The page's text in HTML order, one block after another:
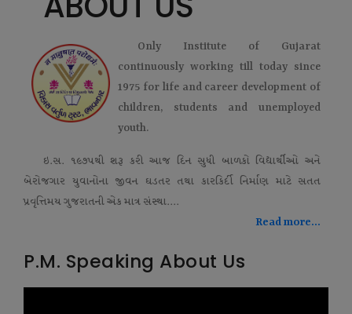
Only Institute of Gujarat
continuously working till today since
1975 for life and career development of
children, students and unemployed
youth.
ઇ.સ. ૧૯૭૫થી શરૂ કરી આજ દિન સુધી બાળકો વિદ્યાર્થીઓ અને
બેરોજગાર યુવાનોના જીવન ઘડતર તથા કારકિર્દી નિર્માણ માટે સતત
પ્રવૃત્તિમય ગુજરાતની એક માત્ર સંસ્થા....
Read more...
P.M. Speaking About Us